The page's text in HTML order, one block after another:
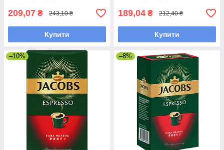
209,07 ₴ 243,10 ₴
Купити
189,04 ₴ 212,40 ₴
Купити
–10% –8%